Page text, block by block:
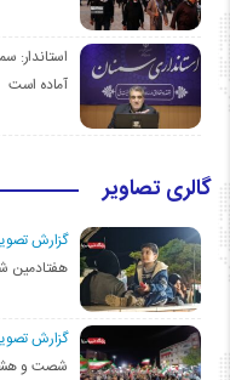
استاندار:
آماده است
گالری تصاویر
گزارش
هفتادمین
گزارش
شصت و